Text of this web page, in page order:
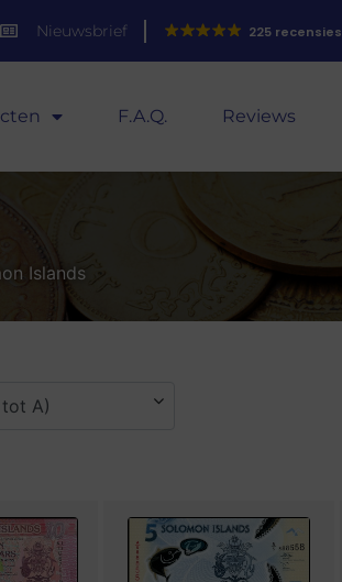
Nieuwsbrief 225 recensies
F.A.Q. Reviews
Islands